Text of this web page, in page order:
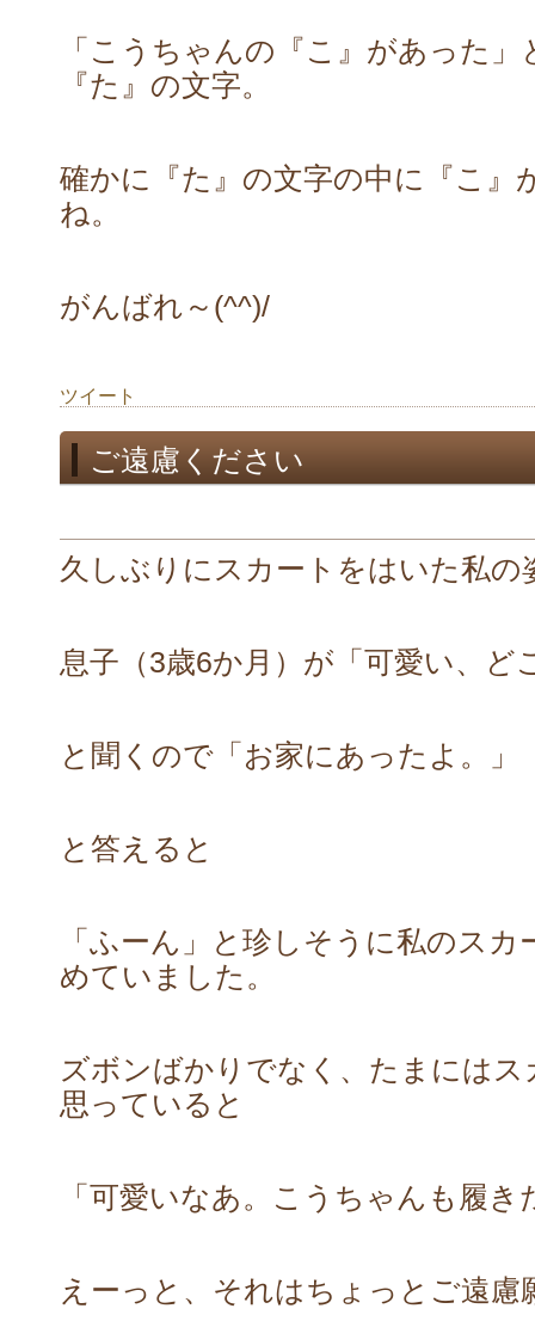
「こうちゃんの『こ』があった
『た』の文字。
確かに『た』の文字の中に『こ』
ね。
がんばれ～(^^)/
ツイート
ご遠慮ください
久しぶりにスカートをはいた私の
息子（3歳6か月）が「可愛い、ど
と聞くので「お家にあったよ。」
と答えると
「ふーん」と珍しそうに私のス
めていました。
ズボンばかりでなく、たまには
思っていると
「可愛いなあ。こうちゃんも履き
えーっと、それはちょっとご遠慮